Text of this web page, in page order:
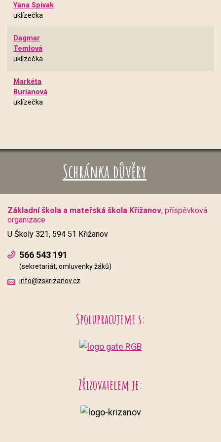
Yana Spivak
uklízečka
Dagmar
Temlová
uklízečka
Markéta
Burianová
uklízečka
Schránka důvěry
Základní škola a mateřská škola Křižanov, příspěvková
organizace
U Školy 321, 594 51 Křižanov
566 543 191
(sekretariát, omluvenky žáků)
info@zskrizanov.cz
Spolupracujeme s:
Zřizovatelem je: